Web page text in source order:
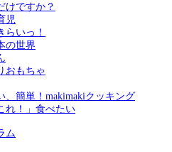
けですか？
児
らいっ！
の世界
おもちゃ
、簡単！makimakiクッキング
れ！」食べたい
ム